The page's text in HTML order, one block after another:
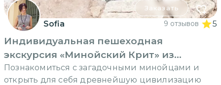
Заказать
Sofia 9 отзывов 5
Индивидуальная пешеходная
экскурсия «Минойский Крит» из
Ираклиона
Познакомиться с загадочными минойцами и
открыть для себя древнейшую цивилизацию